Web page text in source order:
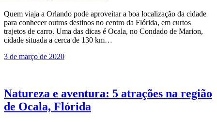
Quem viaja a Orlando pode aproveitar a boa localização da cidade
para conhecer outros destinos no centro da Flórida, em curtos
trajetos de carro. Uma das dicas é Ocala, no Condado de Marion,
cidade situada a cerca de 130 km…
3 de março de 2020
Natureza e aventura: 5 atrações na região
de Ocala, Flórida